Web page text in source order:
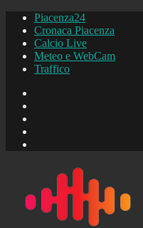
Piacenza24
Cronaca Piacenza
Calcio Live
Meteo e WebCam
Traffico